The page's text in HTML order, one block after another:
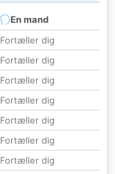
En mand
Fortæller dig
Fortæller dig
Fortæller dig
Fortæller dig
Fortæller dig
Fortæller dig
Fortæller dig